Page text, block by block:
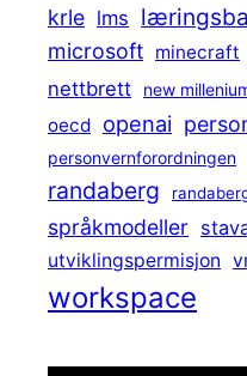
krle lms
microsoft minecraft
nettbrett new
oecd openai
personvernforordningen
randaberg
språkmodeller
utviklingspermisjon
workspace